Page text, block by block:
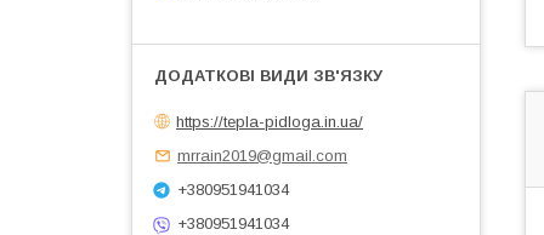
https://tepla-pidloga.in.ua/
mrrain2019@gmail.com
+380951941034
+380951941034